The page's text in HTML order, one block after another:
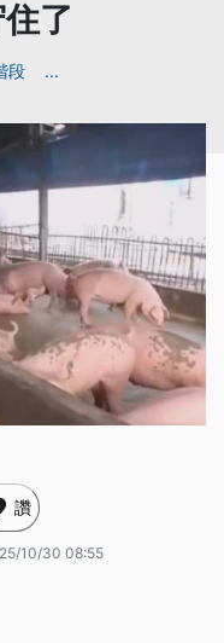
了
段 ...
讚
10/30 08:55